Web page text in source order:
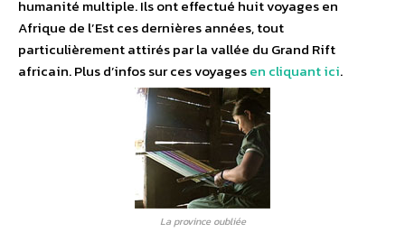
humanité multiple. Ils ont effectué huit voyages en
Afrique de l’Est ces dernières années, tout
particulièrement attirés par la vallée du Grand Rift
africain. Plus d’infos sur ces voyagesen cliquant ici.
La province oubliée